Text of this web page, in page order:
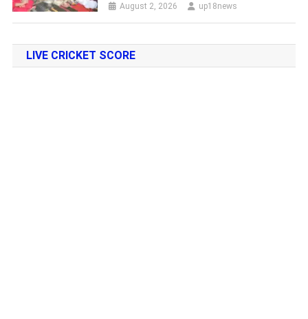
August 2, 2026 up18news
LIVE CRICKET SCORE